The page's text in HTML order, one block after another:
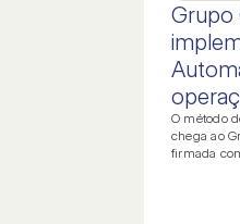
Grupo
O método
chega ao
firmada